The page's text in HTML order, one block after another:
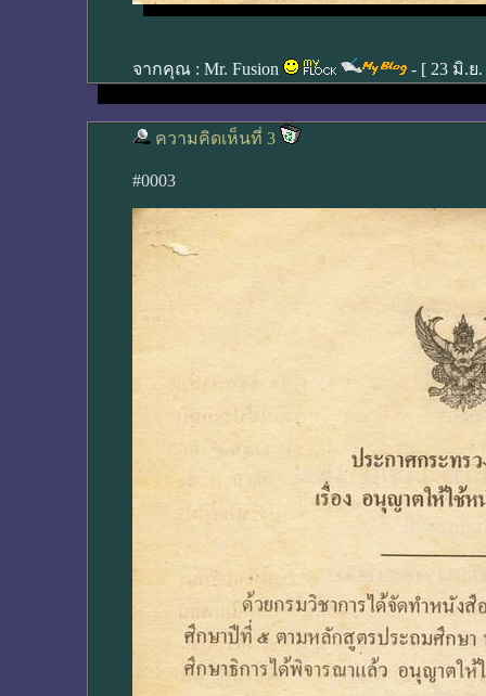
จากคุณ : Mr. Fusion - [ 23 มิ.ย
ความคิดเห็นที่ 3
#0003